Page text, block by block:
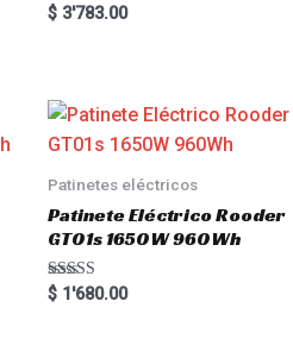
R
a
o
u
t
o
5
$ 3'783.00
Patinetes eléctricos
Patinete Eléctrico Rooder
GT01s 1650W 960Wh
Rated
5.00
$ 1'680.00